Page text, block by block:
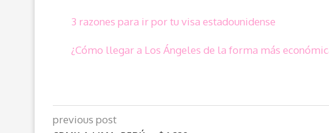
3 razones para ir por tu visa estadounidense
¿Cómo llegar a Los Ángeles de la forma más
previous post